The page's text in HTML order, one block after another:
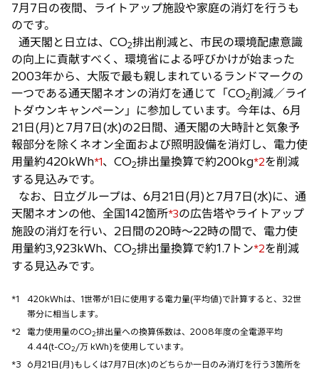
7月7日の夜間、ライトアップ施設や家庭の消灯を行うも
のです。
通天閣と日立は、CO2排出削減と、市民の環境配慮意識
の向上に貢献すべく、環境省による呼びかけが始まった
2003年から、大阪で最も親しまれているランドマークの
一つである通天閣ネオンの消灯を通じて「CO2削減／ライ
トダウンキャンペーン」に参加しています。今年は、6月
21日(月)と7月7日(水)の2日間、通天閣の大時計と気象予
報部分を除くネオン全面および照明設備を消灯し、電力使
用量約420kWh*1、CO2排出量換算で約200kg*2を削減
する見込みです。
なお、日立グループは、6月21日(月)と7月7日(水)に、通
天閣ネオンの他、全国142箇所*3の広告塔やライトアップ
施設の消灯を行い、2日間の20時〜22時の間で、電力使
用量約3,923kWh、CO2排出量換算で約1.7トン*2を削減
する見込みです。
*1
420kWhは、1世帯が1日に使用する電力量(平均値)で計算すると、32世
帯分に相当します。
*2
電力使用量のCO2排出量への換算係数は、2008年度の全電源平均
4.44(t-CO2/万 kWh)を使用しています。
*3
6月21日(月)もしくは7月7日(水)のどちらか一日のみ消灯を行う3箇所を